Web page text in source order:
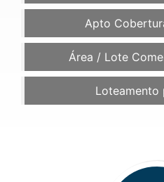
Apto
Área / Lote
Loteamento